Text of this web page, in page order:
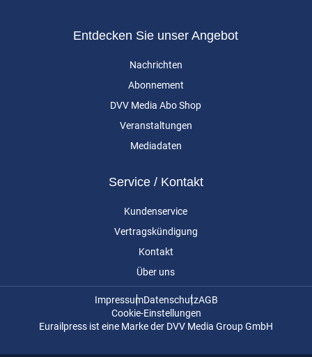
Entdecken Sie unser Angebot
Nachrichten
Abonnement
DVV Media Abo Shop
Veranstaltungen
Mediadaten
Service / Kontakt
Kundenservice
Vertragskündigung
Kontakt
Über uns
ImpressumDatenschutzAGB
Cookie-Einstellungen
Eurailpress ist eine Marke der DVV Media Group GmbH